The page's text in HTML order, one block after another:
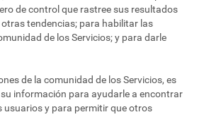
de control que rastree sus resultados
tendencias; para habilitar las
de los Servicios; y para darle
de la comunidad de los Servicios, es
información para ayudarle a encontrar
usuarios y para permitir que otros